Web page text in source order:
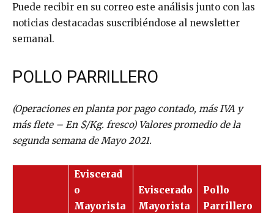
Puede recibir en su correo este análisis junto con las
noticias destacadas suscribiéndose al newsletter
semanal.
POLLO PARRILLERO
(Operaciones en planta por pago contado, más IVA y
más flete – En $/Kg. fresco) Valores promedio de la
segunda semana de Mayo 2021.
Eviscerad
o
Mayorista
Eviscerado
Mayorista
Pollo
Parrillero